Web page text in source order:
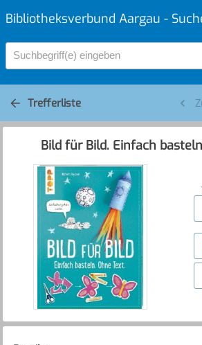
Bibliotheksverbund Aargau -
Suchbegriff(e) eingeben
Trefferliste
Bild für Bild. Einfach